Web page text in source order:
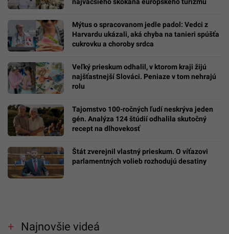
najväčšieho skokana európskeho turizmu
Mýtus o spracovanom jedle padol: Vedci z
Harvardu ukázali, aká chyba na tanieri spúšťa
cukrovku a choroby srdca
Veľký prieskum odhalil, v ktorom kraji žijú
najšťastnejší Slováci. Peniaze v tom nehrajú
rolu
Tajomstvo 100-ročných ľudí neskrýva jeden
gén. Analýza 124 štúdií odhalila skutočný
recept na dlhovekosť
Štát zverejnil vlastný prieskum. O víťazovi
parlamentných volieb rozhodujú desatiny
Najnovšie videá